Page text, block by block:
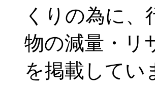
くりの為に、
物の減量・リ
を掲載してい